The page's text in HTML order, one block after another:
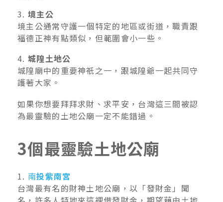
3. 境主公
境主公通常守護一個特定的地區或街道，職責跟
福德正神有點類似，但範圍會小一些。
4. 城隍土地公
城隍廟中的重要神祇之一，跟城隍爺一起共同守
護著大家。
如果你想要拜拜求財、求平安，台灣這三間被認
為最靈驗的土地公廟一定不能錯過。
3個最靈驗土地公廟
1. 南投紫南宮
台灣最有名的財神土地公廟，以「發財金」聞